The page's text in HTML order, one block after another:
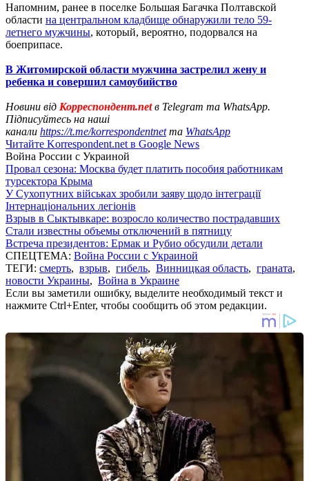
Напомним, ранее в поселке Большая Багачка Полтавской
области на центральном кладбище обнаружили тело 59-
летнего мужчины, который, вероятно, подорвался на
боеприпасе.
В Житомирской области мужчина застрелил жену и
ребенка и совершил самоубийство
Новини від Корреспондент.netв Telegram та WhatsApp.
Підписуйтесь на наші
канали https://t.me/korrespondentnetта WhatsApp
Читайте Korrespondent.net в Google News
Война России с Украиной
Провал сезона: Москва будет платить пособия работникам
турсектора Крыма
У Сухопутних військах зробили заяву щодо інтеграції
Інтернаціональних легіонів
Взрыв в Сыктывкаре: возросло количество пострадавших
Стали известны объемы отключений в пятницу
Встреча президентов: Ермак и Рубио обсудили детали
СПЕЦТЕМА: Война России с Украиной
ТЕГИ: смерть, взрыв, гибель, Винницкая область, граната,
новости Украины, Война в Украине
Если вы заметили ошибку, выделите необходимый текст и
нажмите Ctrl+Enter, чтобы сообщить об этом редакции.